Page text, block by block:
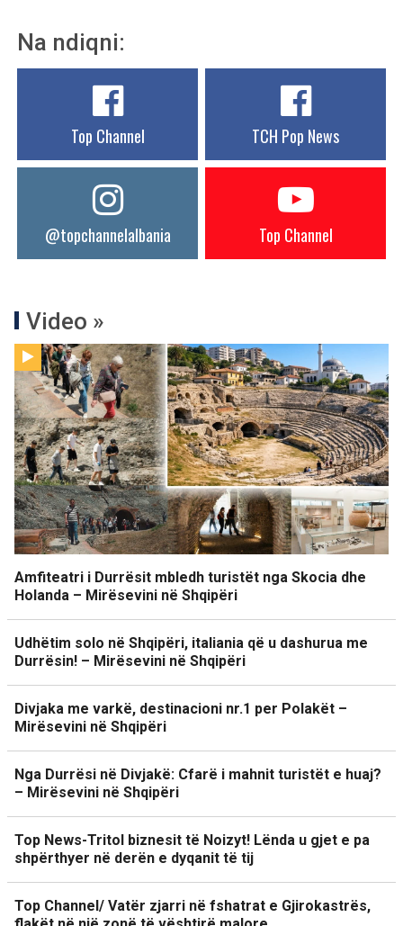
Na ndiqni:
Top Channel TCH Pop News
@topchannelalbania Top Channel
Video »
Amfiteatri i Durrësit mbledh turistët nga Skocia dhe
Holanda – Mirësevini në Shqipëri
Udhëtim solo në Shqipëri, italiania që u dashurua me
Durrësin! – Mirësevini në Shqipëri
Divjaka me varkë, destinacioni nr.1 per Polakët –
Mirësevini në Shqipëri
Nga Durrësi në Divjakë: Cfarë i mahnit turistët e huaj?
– Mirësevini në Shqipëri
Top News-Tritol biznesit të Noizyt! Lënda u gjet e pa
shpërthyer në derën e dyqanit të tij
Top Channel/ Vatër zjarri në fshatrat e Gjirokastrës,